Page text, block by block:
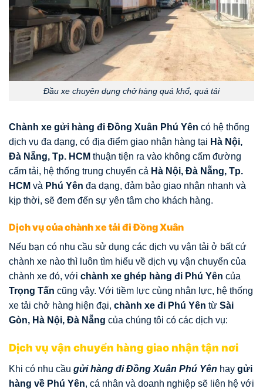
Đầu xe chuyên dụng chở hàng quá khổ, quá tải
Chành xe gửi hàng đi Đồng Xuân Phú Yên có hệ thống
dịch vụ đa dạng, có địa điểm giao nhận hàng tại Hà Nội,
Đà Nẵng, Tp. HCM thuận tiện ra vào không cấm đường
cấm tải, hệ thống trung chuyển cả Hà Nội, Đà Nẵng, Tp.
HCM và Phú Yên đa dạng, đảm bảo giao nhận nhanh và
kịp thời, sẽ đem đến sự yên tâm cho khách hàng.
Dịch vụ của chành xe tải đi Đồng Xuân
Nếu bạn có nhu cầu sử dụng các dịch vụ vận tải ở bất cứ
chành xe nào thì luôn tìm hiểu về dịch vụ vận chuyển của
chành xe đó, với chành xe ghép hàng đi Phú Yên của
Trọng Tấn cũng vậy. Với tiềm lực cùng nhân lực, hệ thống
xe tải chở hàng hiện đại, chành xe đi Phú Yên từ Sài
Gòn, Hà Nội, Đà Nẵng của chúng tôi có các dịch vụ:
Dịch vụ vận chuyển hàng giao nhận tận nơi
Khi có nhu cầu gửi hàng đi Đồng Xuân Phú Yên hay gửi
hàng về Phú Yên, cá nhân và doanh nghiệp sẽ liên hệ với